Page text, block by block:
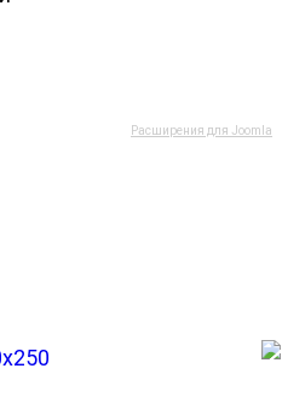
Расширения для Joomla